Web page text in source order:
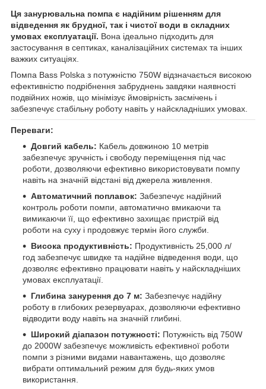
Ця занурювальна помпа є надійним рішенням для
відведення як брудної, так і чистої води в складних
умовах експлуатації. Вона ідеально підходить для
застосування в септиках, каналізаційних системах та інших
важких ситуаціях.
Помпа Bass Polska з потужністю 750W відзначається високою
ефективністю подрібнення забруднень завдяки наявності
подвійних ножів, що мінімізує ймовірність засмічень і
забезпечує стабільну роботу навіть у найскладніших умовах.
Переваги:
Довгий кабель: Кабель довжиною 10 метрів
забезпечує зручність і свободу переміщення під час
роботи, дозволяючи ефективно використовувати помпу
навіть на значній відстані від джерела живлення.
Автоматичний поплавок: Забезпечує надійний
контроль роботи помпи, автоматично вмикаючи та
вимикаючи її, що ефективно захищає пристрій від
роботи на суху і продовжує термін його служби.
Висока продуктивність: Продуктивність 25,000 л/
год забезпечує швидке та надійне відведення води, що
дозволяє ефективно працювати навіть у найскладніших
умовах експлуатації.
Глибина занурення до 7 м: Забезпечує надійну
роботу в глибоких резервуарах, дозволяючи ефективно
відводити воду навіть на значній глибині.
Широкий діапазон потужності: Потужність від 750W
до 2000W забезпечує можливість ефективної роботи
помпи з різними видами навантажень, що дозволяє
вибрати оптимальний режим для будь-яких умов
використання.